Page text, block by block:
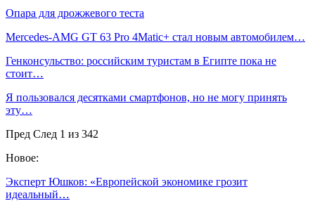
Опара для дрожжевого теста
Mercedes-AMG GT 63 Pro 4Matic+ стал новым автомобилем…
Генконсульство: российским туристам в Египте пока не
стоит…
Я пользовался десятками смартфонов, но не могу принять
эту…
Пред След 1 из 342
Новое:
Эксперт Юшков: «Европейской экономике грозит
идеальный…